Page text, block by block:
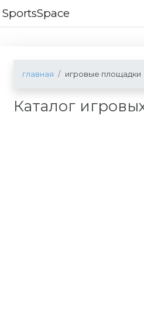
SportsSpace
главная игровые площадки
Каталог